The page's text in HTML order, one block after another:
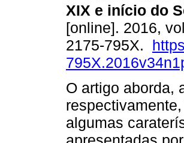
XIX e início do
[online]. 2016,
2175-795X.
O artigo aborda,
algumas